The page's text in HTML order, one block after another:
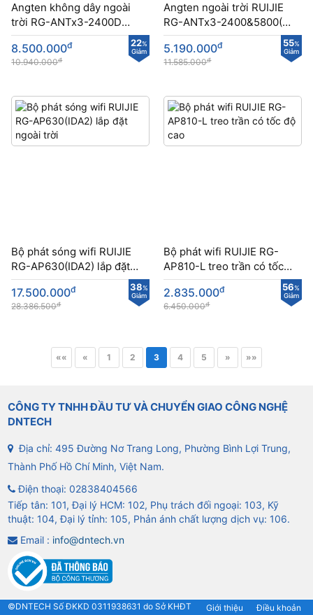
Angten không dây ngoài
trời RG-ANTx3-2400D
băng tần 2.4Ghz
22%
Giảm
8.500.000đ
10.940.000đ
Angten ngoài trời RUIJIE
RG-ANTx3-2400&5800(O)
hỗ trợ 2 băng tần
55%
Giảm
5.190.000đ
11.585.000đ
Bộ phát sóng wifi RUIJIE
RG-AP630(IDA2) lắp đặt
ngoài trời
38%
Giảm
17.500.000đ
28.386.500đ
Bộ phát wifi RUIJIE RG-
AP810-L treo trần có tốc
độ cao
56%
Giảm
2.835.000đ
6.450.000đ
«« « 1 2 3 4 5 » »»
CÔNG TY TNHH ĐẦU TƯ VÀ CHUYỂN GIAO CÔNG NGHỆ
DNTECH
Địa chỉ: 495 Đường Nơ Trang Long, Phường Bình Lợi Trung,
Thành Phố Hồ Chí Minh, Việt Nam.
Điện thoại: 02838404566
Tiếp tân: 101, Đại lý HCM: 102, Phụ trách đối ngoại: 103, Kỹ
thuật: 104, Đại lý tỉnh: 105, Phản ánh chất lượng dịch vụ: 106.
Email : info@dntech.vn
©DNTECH Số ĐKKD 0311938631 do Sở KHĐT
Giới thiệu
Điều khoản